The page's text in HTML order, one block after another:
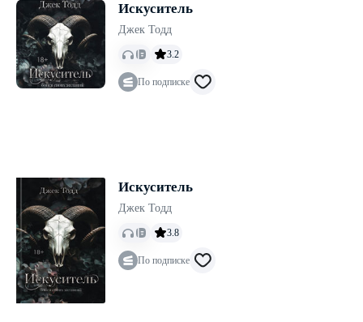
Искуситель
Джек Тодд
3.2
По подписке
Искуситель
Джек Тодд
3.8
По подписке